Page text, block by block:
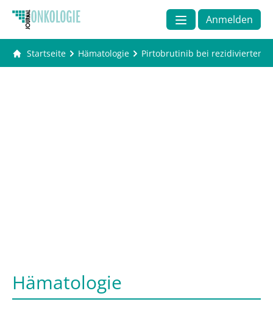
Anmelden
Startseite Hämatologie Pirtobrutinib bei rezidiviertem
Hämatologie